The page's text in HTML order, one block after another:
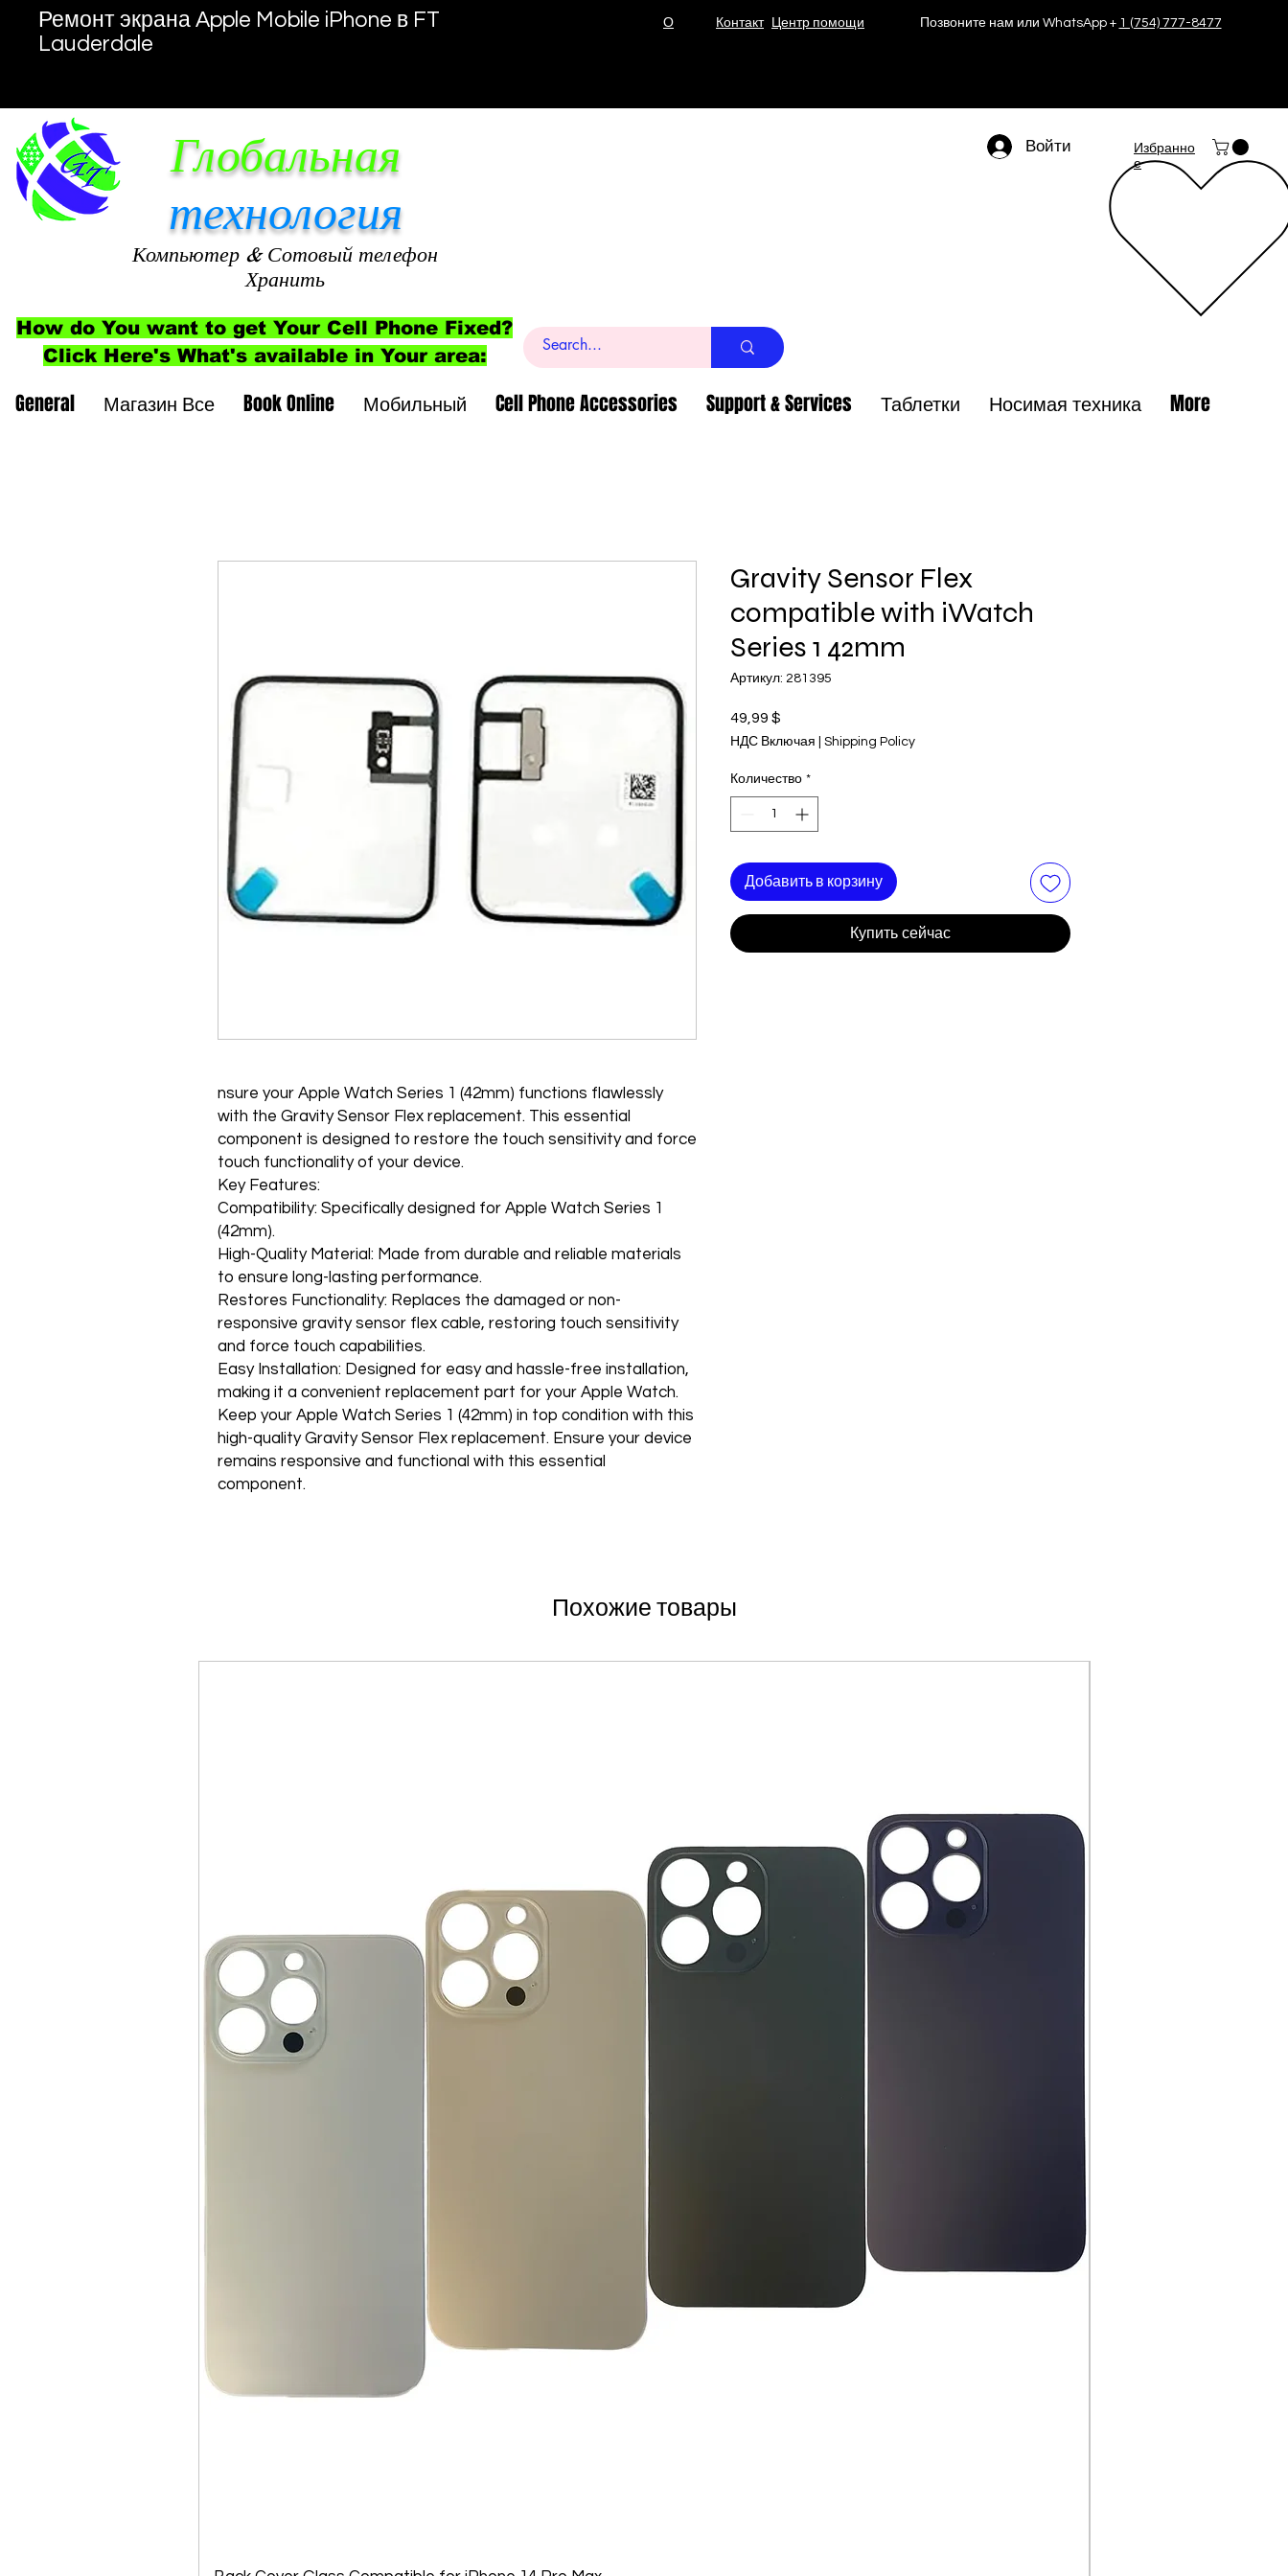
Ремонт экрана Apple Mobile iPhone в FT
Lauderdale
О Контакт Центр помощи Позвоните нам или WhatsApp + 1 (754) 777-8477
Глобальная
технология
Компьютер & Сотовый телефон
Хранить
How do You want to get Your Cell Phone Fixed?
Click Here's What's available in Your area:
Войти
Избранно
е
General Магазин Все Book Online Мобильный Cell Phone Accessories Support & Services Таблетки Носимая техника More
nsure your Apple Watch Series 1 (42mm) functions flawlessly
with the Gravity Sensor Flex replacement. This essential
component is designed to restore the touch sensitivity and force
touch functionality of your device.
Key Features:
Compatibility: Specifically designed for Apple Watch Series 1
(42mm).
High-Quality Material: Made from durable and reliable materials
to ensure long-lasting performance.
Restores Functionality: Replaces the damaged or non-
responsive gravity sensor flex cable, restoring touch sensitivity
and force touch capabilities.
Easy Installation: Designed for easy and hassle-free installation,
making it a convenient replacement part for your Apple Watch.
Keep your Apple Watch Series 1 (42mm) in top condition with this
high-quality Gravity Sensor Flex replacement. Ensure your device
remains responsive and functional with this essential
component.
Gravity Sensor Flex
compatible with iWatch
Series 1 42mm
Артикул: 281395
49,99 $
НДС Включая Shipping Policy
Количество *
Добавить в корзину
Купить сейчас
Похожие товары